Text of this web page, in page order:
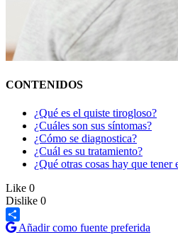
CONTENIDOS
¿Qué es el quiste tirogloso?
¿Cuáles son sus síntomas?
¿Cómo se diagnostica?
¿Cuál es su tratamiento?
¿Qué otras cosas hay que tener
Like 0
Dislike 0
Share
Añadir como fuente preferida